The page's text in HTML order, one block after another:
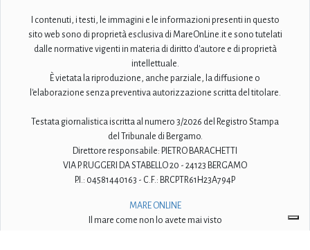
I contenuti, i testi, le immagini e le informazioni presenti in questo
sito web sono di proprietà esclusiva di MareOnLine.it e sono tutelati
dalle normative vigenti in materia di diritto d'autore e di proprietà
intellettuale.
È vietata la riproduzione, anche parziale, la diffusione o
l'elaborazione senza preventiva autorizzazione scritta del titolare.
Testata giornalistica iscritta al numero 3/2026 del Registro Stampa
del Tribunale di Bergamo.
Direttore responsabile: PIETRO BARACHETTI
VIA P. RUGGERI DA STABELLO 20 - 24123 BERGAMO
P.I.: 04581440163 - C.F.: BRCPTR61H23A794P
MARE ONLINE
Il mare come non lo avete mai visto